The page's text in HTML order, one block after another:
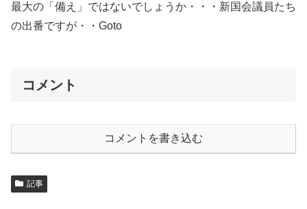
最大の「備え」ではないでしょうか・・・新国会議員たち
の出番ですが・・Goto
コメント
コメントを書き込む
記事